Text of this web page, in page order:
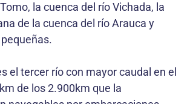
la cuenca del río Vichada, la
de la cuenca del río Arauca y
el tercer río con mayor caudal en el
de los 2.900km que la